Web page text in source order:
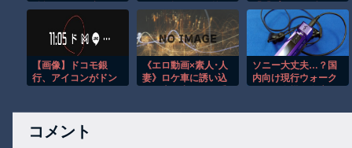
として問題に→ 「一
般的表現！」と弁明
言うが現場に届いて
いない」車中泊の70
代女性死亡で 8/3
【画像】ドコモ銀
行、アイコンがドン
《エロ動画×素人･人
妻》ロケ車に誘い込
説き落として最後は
ソニー大丈夫…？国
内向け現行ウォーク
コメント